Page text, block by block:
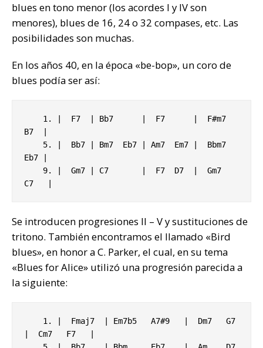
blues en tono menor (los acordes I y IV son
menores), blues de 16, 24 o 32 compases, etc. Las
posibilidades son muchas.
En los años 40, en la época «be-bop», un coro de
blues podía ser así:
B7  |
Eb7 |
C7   |
Se introducen progresiones II – V y sustituciones de
tritono. También encontramos el llamado «Bird
blues», en honor a C. Parker, el cual, en su tema
«Blues for Alice» utilizó una progresión parecida a
la siguiente:
|  Cm7   F7   |